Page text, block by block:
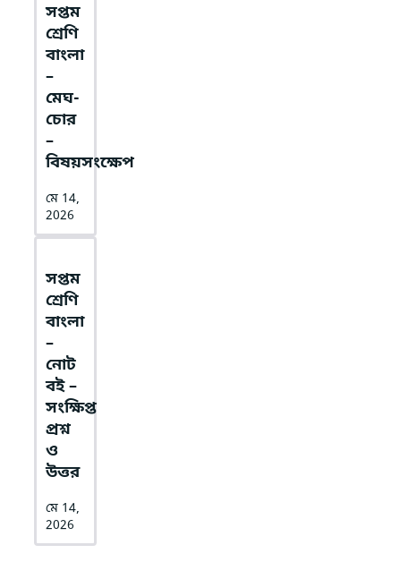
সপ্তম
শ্রেণি
বাংলা
–
মেঘ-
চোর
–
বিষয়সংক্ষেপ
মে 14,
2026
সপ্তম
শ্রেণি
বাংলা
–
নোট
বই –
সংক্ষিপ্ত
প্রশ্ন
ও
উত্তর
মে 14,
2026